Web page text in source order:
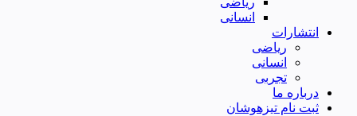
انسانی
انتشارات
ریاضی
انسانی
تجربی
درباره ما
ثبت نام تیزهوشان